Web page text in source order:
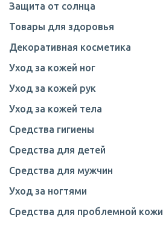
Защита от солнца
Товары для здоровья
Декоративная косметика
Уход за кожей ног
Уход за кожей рук
Уход за кожей тела
Средства гигиены
Средства для детей
Средства для мужчин
Уход за ногтями
Средства для проблемной кожи